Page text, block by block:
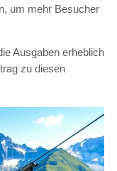
um mehr Besucher
Ausgaben erheblich
zu diesen